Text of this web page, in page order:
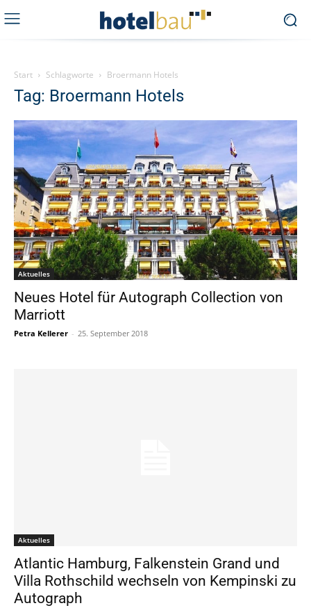
Start Schlagworte Broermann Hotels
Tag: Broermann Hotels
Aktuelles
Neues Hotel für Autograph Collection von
Marriott
Petra Kellerer - 25. September 2018
Aktuelles
Atlantic Hamburg, Falkenstein Grand und
Villa Rothschild wechseln von Kempinski zu
Autograph